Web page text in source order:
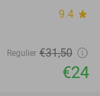
9.4 star
Regulier €31,50
€24